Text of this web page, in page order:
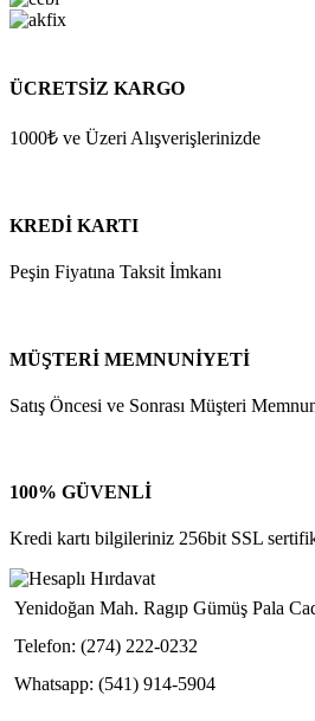
ÜCRETSİZ KARGO
1000₺ ve Üzeri Alışverişlerinizde
KREDİ KARTI
Peşin Fiyatına Taksit İmkanı
MÜŞTERİ MEMNUNİYETİ
Satış Öncesi ve Sonrası Müşteri
100% GÜVENLİ
Kredi kartı bilgileriniz 256bit SSL
Yenidoğan Mah. Ragıp Gümüş Pala
Telefon: (274) 222-0232
Whatsapp: (541) 914-5904